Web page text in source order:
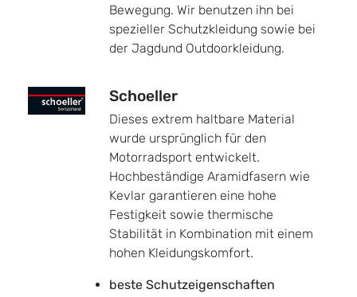
Bewegung. Wir benutzen ihn bei
spezieller Schutzkleidung sowie bei
der Jagdund Outdoorkleidung.
Schoeller
Dieses extrem haltbare Material
wurde ursprünglich für den
Motorradsport entwickelt.
Hochbeständige Aramidfasern wie
Kevlar garantieren eine hohe
Festigkeit sowie thermische
Stabilität in Kombination mit einem
hohen Kleidungskomfort.
beste Schutzeigenschaften